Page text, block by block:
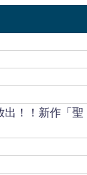
出！！新作「聖